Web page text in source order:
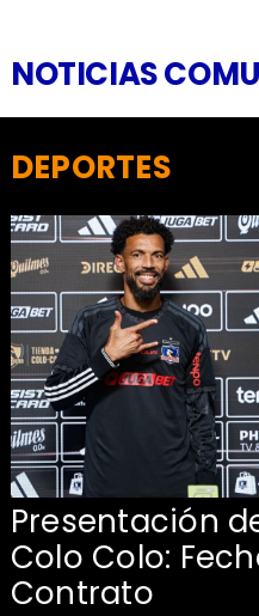
NOTICIAS
Presentación
Colo Colo:
Contrato
DEPORTES